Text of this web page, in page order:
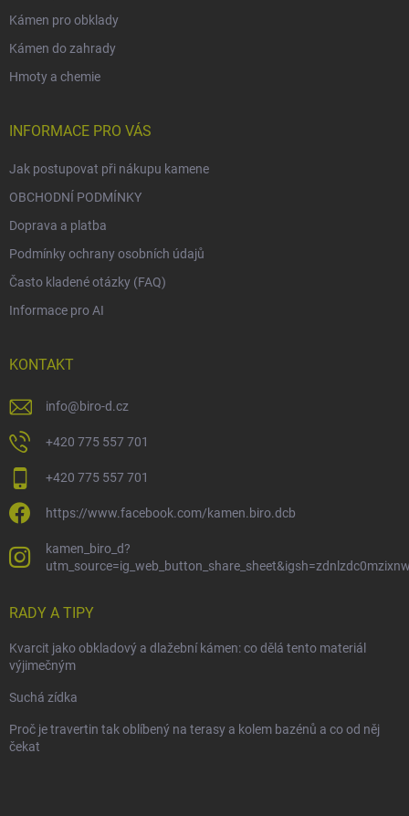
Kámen pro obklady
Kámen do zahrady
Hmoty a chemie
INFORMACE PRO VÁS
Jak postupovat při nákupu kamene
OBCHODNÍ PODMÍNKY
Doprava a platba
Podmínky ochrany osobních údajů
Často kladené otázky (FAQ)
Informace pro AI
KONTAKT
info@biro-d.cz
+420 775 557 701
+420 775 557 701
https://www.facebook.com/kamen.biro.dcb
kamen_biro_d?
RADY A TIPY
Kvarcit jako obkladový a dlažební kámen: co dělá tento materiál
výjimečným
Suchá zídka
Proč je travertin tak oblíbený na terasy a kolem bazénů a co od něj
čekat